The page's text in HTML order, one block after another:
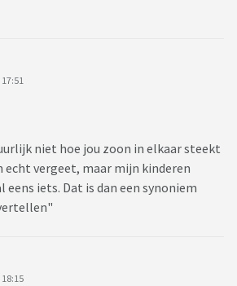
niet hoe jou zoon in elkaar steekt
echt vergeet, maar mijn kinderen
iets. Dat is dan een synoniem